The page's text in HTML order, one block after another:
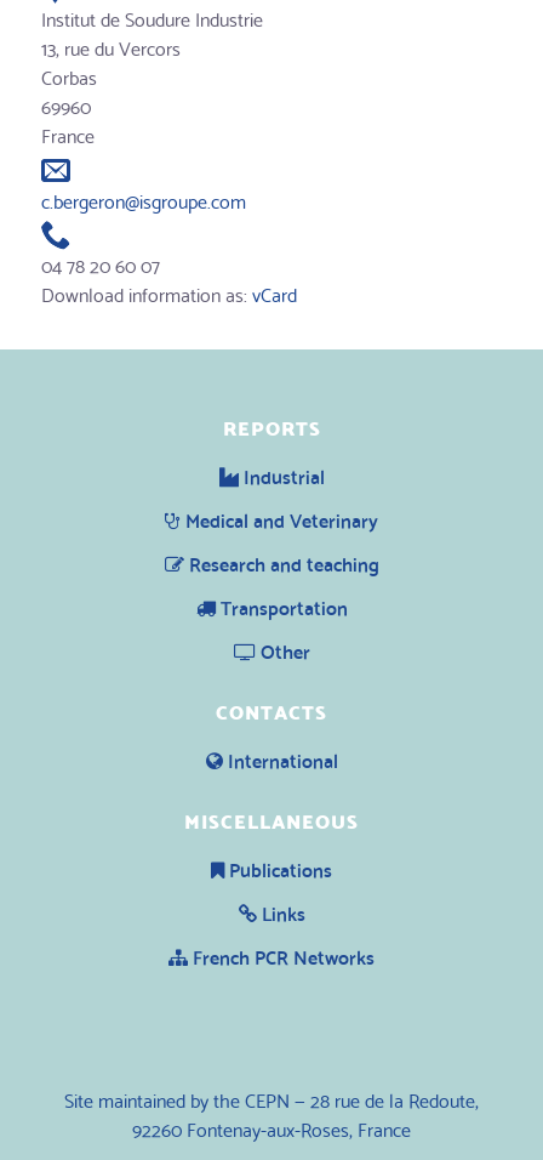
Institut de Soudure Industrie
13, rue du Vercors
Corbas
69960
France
c.bergeron@isgroupe.com
04 78 20 60 07
Download information as:vCard
REPORTS
Industrial
Medical and Veterinary
Research and teaching
Transportation
Other
CONTACTS
International
MISCELLANEOUS
Publications
Links
French PCR Networks
Site maintained by the CEPN — 28 rue de la Redoute,
92260 Fontenay-aux-Roses, France